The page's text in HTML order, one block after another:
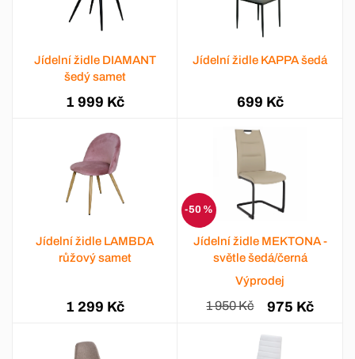
Jídelní židle DIAMANT
šedý samet
1 999 Kč
Jídelní židle KAPPA šedá
699 Kč
Jídelní židle LAMBDA
růžový samet
1 299 Kč
-50 %
Jídelní židle MEKTONA -
světle šedá/černá
Výprodej
1 950 Kč 975 Kč